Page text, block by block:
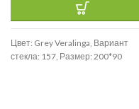
Цвет: Grey Veralinga, Вариант
стекла: 157, Размер: 200*90